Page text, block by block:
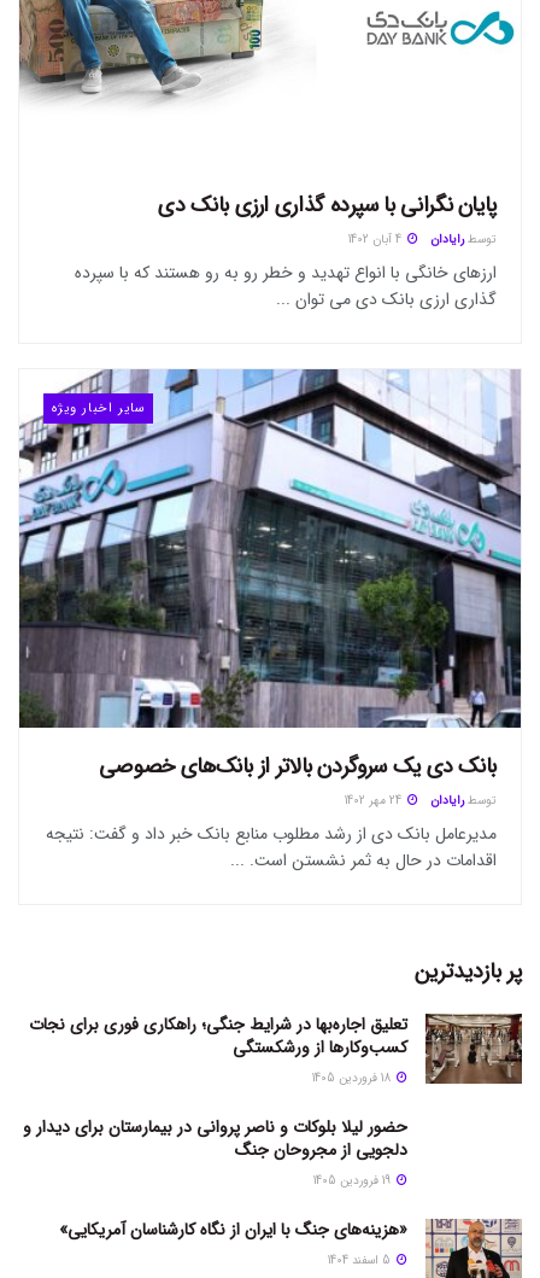
پایان نگرانی با سپرده گذاری ارزی بانک دی
توسط رایادان
ارز‌های خانگی با انواع تهدید و خطر رو به رو هستند که با سپرده
گذاری ارزی بانک دی می توان ...
سایر اخبار ویژه
بانک دی یک سروگردن بالاتر از بانک‌های خصوصی
توسط رایادان
مدیرعامل بانک دی از رشد مطلوب منابع بانک خبر داد و گفت: نتیجه
اقدامات در حال به ثمر نشستن است. ...
پر بازدیدترین
تعلیق اجاره‌بها در شرایط جنگی؛ راهکاری فوری برای نجات
کسب‌وکارها از ورشکستگی
حضور لیلا بلوکات و ناصر پروانی در بیمارستان برای دیدار و
دلجویی از مجروحان جنگ
«هزینه‌های جنگ با ایران از نگاه کارشناسان آمریکایی»